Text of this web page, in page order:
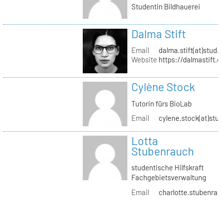
Studentin Bildhauerei
Dalma Stift
Email
Website https://
Cylène Stock
Tutorin fürs BioLab
Email
Lotta
Stubenrauch
studentische Hilfskraft
Fachgebietsverwaltung
Email